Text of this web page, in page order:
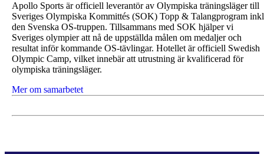
Apollo Sports är officiell leverantör av Olympiska träningsläger till
Sveriges Olympiska Kommittés (SOK) Topp & Talangprogram
den Svenska OS-truppen. Tillsammans med SOK hjälper vi
Sveriges olympier att nå de uppställda målen om medaljer och
resultat inför kommande OS-tävlingar. Hotellet är officiell Swedish
Olympic Camp, vilket innebär att utrustning är kvalificerad för
olympiska träningsläger.
Mer om samarbetet